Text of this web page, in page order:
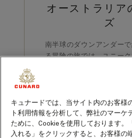
オーストラリア
ズ
南半球のダウンアンダー
る冒険の旅では、ユニー
ルやマオリの豊かな文化
ことも、このクルーズな
す。
キュナードでは、当サイト内のお客様
ト利用情報を分析して、弊社のマーケ
ために、Cookieを使用しております。
入れる」をクリックすると、お客様の